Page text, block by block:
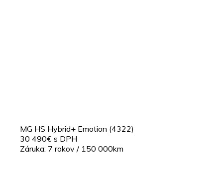
MG HS Hybrid+ Emotion (4322)
30 490€ s DPH
Záruka: 7 rokov / 150 000km